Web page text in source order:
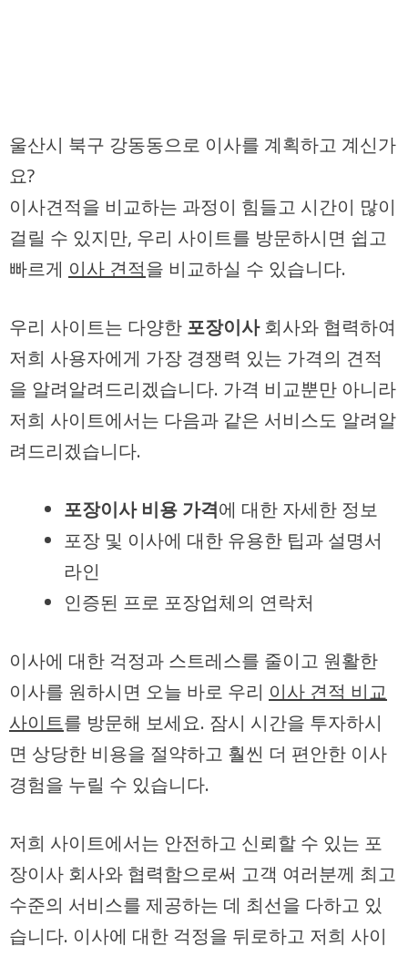
울산시 북구 강동동으로 이사를 계획하고 계신가
요?
이사견적을 비교하는 과정이 힘들고 시간이 많이
걸릴 수 있지만, 우리 사이트를 방문하시면 쉽고
빠르게 이사 견적을 비교하실 수 있습니다.
우리 사이트는 다양한 포장이사회사와 협력하여
저희 사용자에게 가장 경쟁력 있는 가격의 견적
을 알려알려드리겠습니다. 가격 비교뿐만 아니라
저희 사이트에서는 다음과 같은 서비스도 알려알
려드리겠습니다.
포장이사 비용 가격에 대한 자세한 정보
포장 및 이사에 대한 유용한 팁과 설명서
라인
인증된 프로 포장업체의 연락처
이사에 대한 걱정과 스트레스를 줄이고 원활한
이사를 원하시면 오늘 바로 우리 이사 견적 비교
사이트를 방문해 보세요. 잠시 시간을 투자하시
면 상당한 비용을 절약하고 훨씬 더 편안한 이사
경험을 누릴 수 있습니다.
저희 사이트에서는 안전하고 신뢰할 수 있는 포
장이사 회사와 협력함으로써 고객 여러분께 최고
수준의 서비스를 제공하는 데 최선을 다하고 있
습니다. 이사에 대한 걱정을 뒤로하고 저희 사이